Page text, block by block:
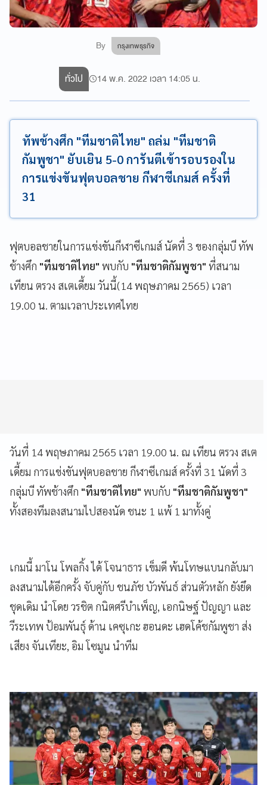
By กรุงเทพธุรกิจ
ทั่วไป 14 พ.ค. 2022 เวลา 14:05 น.
ทัพช้างศึก "ทีมชาติไทย" ถล่ม "ทีมชาติ
กัมพูชา" ยับเยิน 5-0 การันตีเข้ารอบรองใน
การแข่งขันฟุตบอลชาย กีฬาซีเกมส์ ครั้งที่
31
ฟุตบอลชายในการแข่งขันกีฬาซีเกมส์ นัดที่ 3 ของกลุ่มบี ทัพ
ช้างศึก "ทีมชาติไทย" พบกับ "ทีมชาติกัมพูชา" ที่สนาม
เทียน ตรวง สเตเดี้ยม วันนี้(14 พฤษภาคม 2565) เวลา
19.00 น. ตามเวลาประเทศไทย
วันที่ 14 พฤษภาคม 2565 เวลา 19.00 น. ณ เทียน ตรวง สเต
เดี้ยม การแข่งขันฟุตบอลชาย กีฬาซีเกมส์ ครั้งที่ 31 นัดที่ 3
กลุ่มบี ทัพช้างศึก "ทีมชาติไทย" พบกับ "ทีมชาติกัมพูชา"
ทั้งสองทีมลงสนามไปสองนัด ชนะ 1 แพ้ 1 มาทั้งคู่
เกมนี้ มาโน โพลกิ้ง ได้ โจนาธาร เข็มดี พ้นโทษแบนกลับมา
ลงสนามได้อีกครั้ง จับคู่กับ ชนภัช บัวพันธ์ ส่วนตัวหลัก ยังยึด
ชุดเดิม นำโดย วรชิต กนิตศรีบำเพ็ญ, เอกนิษฐ์ ปัญญา และ
วีระเทพ ป้อมพันธุ์ ด้าน เคซุเกะ ฮอนดะ เฮดโค้ชกัมพูชา ส่ง
เสียง จันเทียะ, อิม โซมูน นำทีม